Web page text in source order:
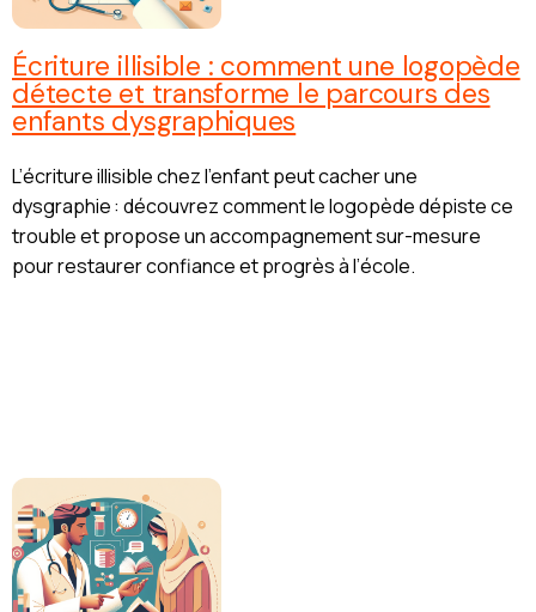
Écriture illisible : comment une logopède
détecte et transforme le parcours des
enfants dysgraphiques
L’écriture illisible chez l’enfant peut cacher une
dysgraphie : découvrez comment le logopède dépiste ce
trouble et propose un accompagnement sur-mesure
pour restaurer confiance et progrès à l’école.